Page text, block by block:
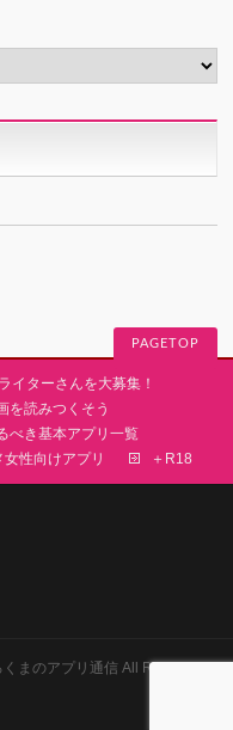
PAGETOP
ライターさんを大募集！
読みつくそう
べき基本アプリ一覧
性向けアプリ ＋R18
まのアプリ通信All Rights